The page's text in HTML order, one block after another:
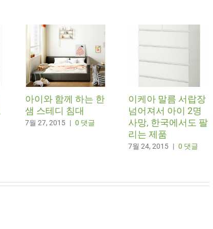
아이와 함께 하는 한
샘 스테디 침대
7월 27, 2015 | 0 댓글
이케아 말름 서랍장
넘어져서 아이 2명
사망, 한국에서도 팔
리는 제품
7월 24, 2015 | 0 댓글